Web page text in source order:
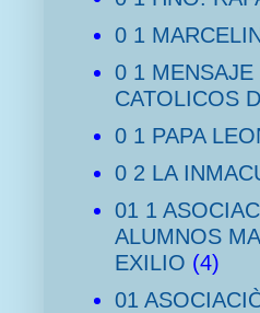
0 1
0 1
CATOLICOS
0 1 PAPA
0 2 LA
01 1
ALUMNOS
EXILIO (4)
01